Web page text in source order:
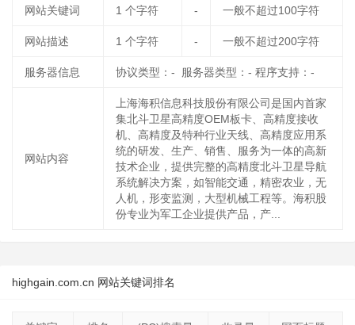
网站关键词 1 个字符 - 一般不超过100字符
网站描述 1 个字符 - 一般不超过200字符
服务器信息 协议类型：- 服务器类型：- 程序支持：-
网站内容
上海海积信息科技股份有限公司是国内首家
集北斗卫星高精度OEM板卡、高精度接收
机、高精度及特种行业天线、高精度应用系
统的研发、生产、销售、服务为一体的高新
技术企业，提供完整的高精度北斗卫星导航
系统解决方案，如智能交通，精密农业，无
人机，形变监测，大型机械工程等。海积股
份专业为军工企业提供产品，产...
highgain.com.cn 网站关键词排名